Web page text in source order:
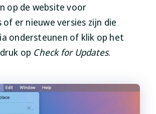
op de website voor
er nieuwe versies zijn die
ondersteunen of klik op het
op Check for Updates.